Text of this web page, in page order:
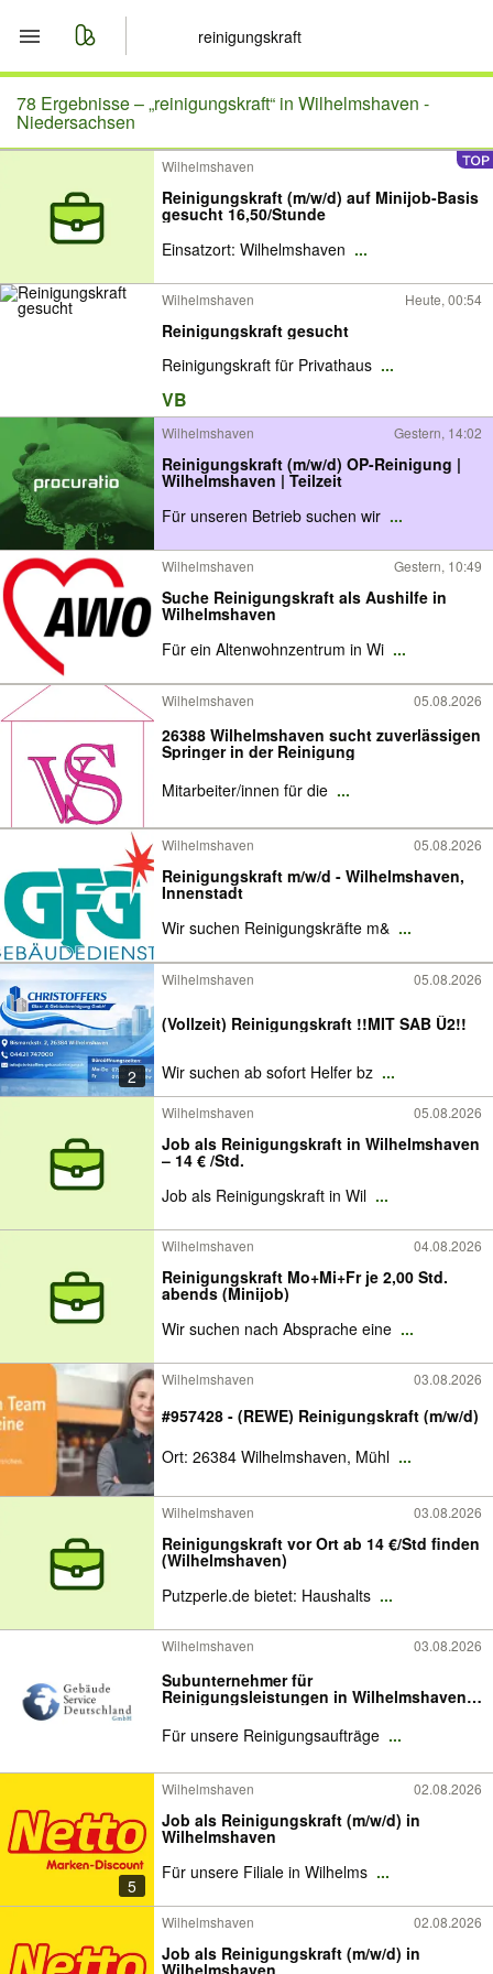
Start
Merkliste
Nachrichten
Anzeige aufgeben
78 Ergebnisse –„reinigungskraft“ in Wilhelmshaven -
Niedersachsen
Wilhelmshaven
Reinigungskraft (m/w/d) auf Minijob-Basis
gesucht 16,50/Stunde
Einsatzort: Wilhelmshaven ...
Wilhelmshaven Heute, 00:54
Reinigungskraft gesucht
Reinigungskraft für Privathaus ...
VB
Wilhelmshaven Gestern, 14:02
Reinigungskraft (m/w/d) OP-Reinigung |
Wilhelmshaven | Teilzeit
Für unseren Betrieb suchen wir ...
Wilhelmshaven Gestern, 10:49
Suche Reinigungskraft als Aushilfe in
Wilhelmshaven
Für ein Altenwohnzentrum in Wi ...
Wilhelmshaven 05.08.2026
26388 Wilhelmshaven sucht zuverlässigen
Springer in der Reinigung
Mitarbeiter/innen für die ...
Wilhelmshaven 05.08.2026
Reinigungskraft m/w/d - Wilhelmshaven,
Innenstadt
Wir suchen Reinigungskräfte m& ...
2
Wilhelmshaven 05.08.2026
(Vollzeit) Reinigungskraft !!MIT SAB Ü2!!
Wir suchen ab sofort Helfer bz ...
Wilhelmshaven 05.08.2026
Job als Reinigungskraft in Wilhelmshaven
– 14 € /Std.
Job als Reinigungskraft in Wil ...
Wilhelmshaven 04.08.2026
Reinigungskraft Mo+Mi+Fr je 2,00 Std.
abends (Minijob)
Wir suchen nach Absprache eine ...
Wilhelmshaven 03.08.2026
#957428 - (REWE) Reinigungskraft (m/w/d)
Ort: 26384 Wilhelmshaven, Mühl ...
Wilhelmshaven 03.08.2026
Reinigungskraft vor Ort ab 14 €/Std finden
(Wilhelmshaven)
Putzperle.de bietet: Haushalts ...
Wilhelmshaven 03.08.2026
Subunternehmer für
Reinigungsleistungen in Wilhelmshaven
Für unsere Reinigungsaufträge ...
5
Wilhelmshaven 02.08.2026
Job als Reinigungskraft (m/w/d) in
Wilhelmshaven
Für unsere Filiale in Wilhelms ...
Wilhelmshaven 02.08.2026
Job als Reinigungskraft (m/w/d) in
Wilhelmshaven